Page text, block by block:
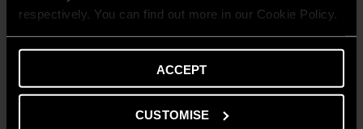
respectively. You can find out more in our Cookie Policy.
ACCEPT
CUSTOMISE
ACTIVARE
LA
X X